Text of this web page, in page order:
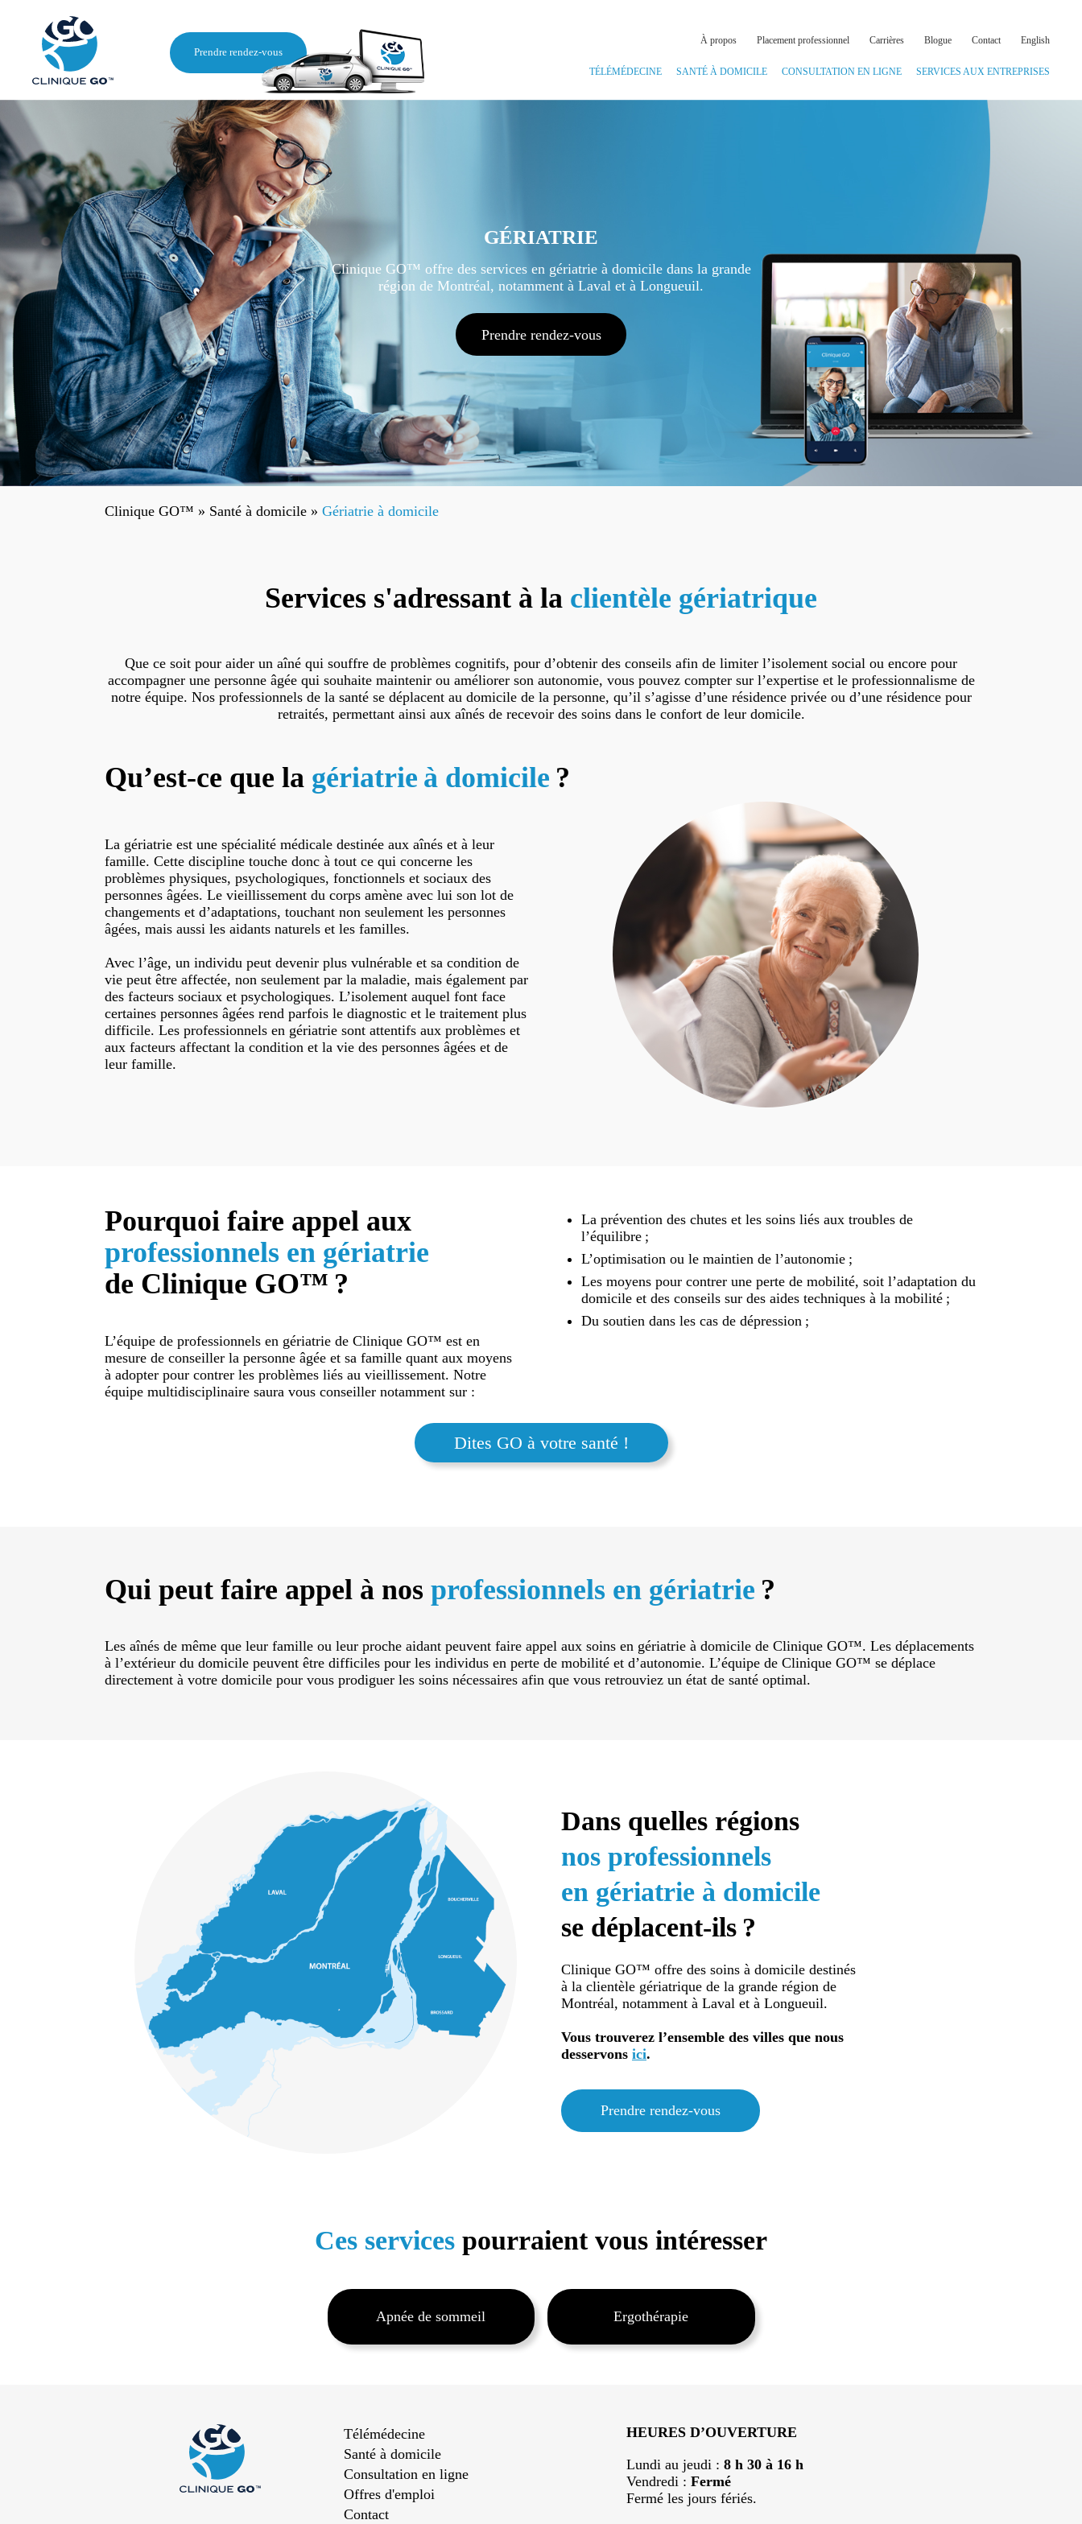
Prendre rendez-vous
À propos Placement professionnel Carrières Blogue Contact English
TÉLÉMÉDECINE SANTÉ À DOMICILE CONSULTATION EN LIGNE SERVICES AUX ENTREPRISES
GÉRIATRIE
Clinique GO™ offre des services en gériatrie à domicile dans la grande
région de Montréal, notamment à Laval et à Longueuil.
Prendre rendez-vous
Clinique GO™ » Santé à domicile» Gériatrie à domicile
Services s'adressant à la clientèle gériatrique
Que ce soit pour aider un aîné qui souffre de problèmes cognitifs, pour d’obtenir des conseils afin de limiter l’isolement social ou encore pour
accompagner une personne âgée qui souhaite maintenir ou améliorer son autonomie, vous pouvez compter sur l’expertise et le professionnalisme de
notre équipe. Nos professionnels de la santé se déplacent au domicile de la personne, qu’il s’agisse d’une résidence privée ou d’une résidence pour
retraités, permettant ainsi aux aînés de recevoir des soins dans le confort de leur domicile.
Qu’est-ce que la gériatrie à domicile ?
La gériatrie est une spécialité médicale destinée aux aînés et à leur
famille. Cette discipline touche donc à tout ce qui concerne les
problèmes physiques, psychologiques, fonctionnels et sociaux des
personnes âgées. Le vieillissement du corps amène avec lui son lot de
changements et d’adaptations, touchant non seulement les personnes
âgées, mais aussi les aidants naturels et les familles.
Avec l’âge, un individu peut devenir plus vulnérable et sa condition de
vie peut être affectée, non seulement par la maladie, mais également par
des facteurs sociaux et psychologiques. L’isolement auquel font face
certaines personnes âgées rend parfois le diagnostic et le traitement plus
difficile. Les professionnels en gériatrie sont attentifs aux problèmes et
aux facteurs affectant la condition et la vie des personnes âgées et de
leur famille.
Pourquoi faire appel aux
professionnels en gériatrie
de Clinique GO™ ?
L’équipe de professionnels en gériatrie de Clinique GO™ est en
mesure de conseiller la personne âgée et sa famille quant aux moyens
à adopter pour contrer les problèmes liés au vieillissement. Notre
équipe multidisciplinaire saura vous conseiller notamment sur :
La prévention des chutes et les soins liés aux troubles de
l’équilibre ;
L’optimisation ou le maintien de l’autonomie ;
Les moyens pour contrer une perte de mobilité, soit l’adaptation du
domicile et des conseils sur des aides techniques à la mobilité ;
Du soutien dans les cas de dépression ;
Dites GO à votre santé !
Qui peut faire appel à nos professionnels en gériatrie ?
Les aînés de même que leur famille ou leur proche aidant peuvent faire appel aux soins en gériatrie à domicile de Clinique GO™. Les déplacements
à l’extérieur du domicile peuvent être difficiles pour les individus en perte de mobilité et d’autonomie. L’équipe de Clinique GO™ se déplace
directement à votre domicile pour vous prodiguer les soins nécessaires afin que vous retrouviez un état de santé optimal.
Dans quelles régions
nos professionnels
en gériatrie à domicile
se déplacent-ils ?
Clinique GO™ offre des soins à domicile destinés
à la clientèle gériatrique de la grande région de
Montréal, notamment à Laval et à Longueuil.
Vous trouverez l’ensemble des villes que nous
desservons ici.
Prendre rendez-vous
Ces services pourraient vous intéresser
Apnée de sommeil Ergothérapie
Télémédecine
Santé à domicile
Consultation en ligne
Offres d'emploi
Contact
HEURES D’OUVERTURE
Lundi au jeudi :8 h 30 à 16 h
Vendredi :Fermé
Fermé les jours fériés.